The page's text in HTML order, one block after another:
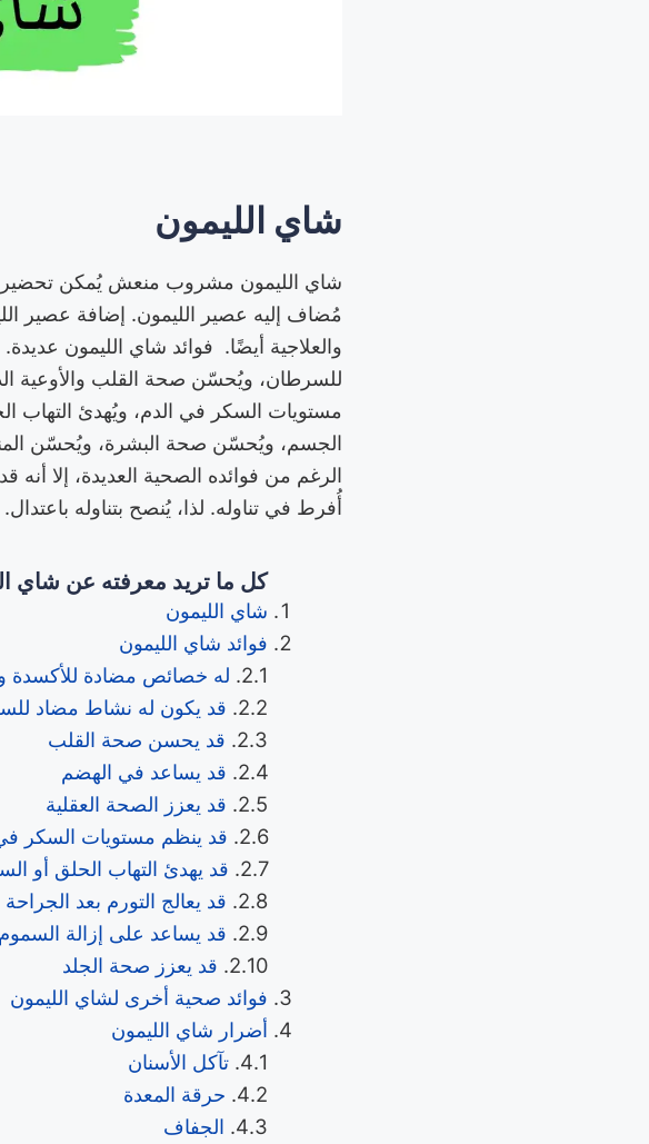
شاي الليمون
شاي الليمون مشروب منعش يُمكن
مُضاف إليه عصير الليمون. إضافة عصير
والعلاجية أيضًا. فوائد شاي الليمون
للسرطان، ويُحسّن صحة القلب والأوعية
مستويات السكر في الدم، ويُهدئ التهاب
الجسم، ويُحسّن صحة البشرة، ويُحسّن
الرغم من فوائده الصحية العديدة، إلا أنه
أُفرط في تناوله. لذا، يُنصح بتناوله باعتدال.
كل ما تريد معرفته عن شاي
شاي الليمون
فوائد شاي الليمون
له خصائص مضادة للأكسدة
قد يكون له نشاط مضاد
قد يحسن صحة القلب
قد يساعد في الهضم
قد يعزز الصحة العقلية
قد ينظم مستويات السكر
قد يهدئ التهاب الحلق أو
قد يعالج التورم بعد الجراحة
قد يساعد على إزالة
قد يعزز صحة الجلد
فوائد صحية أخرى لشاي الليمون
أضرار شاي الليمون
تآكل الأسنان
حرقة المعدة
الجفاف